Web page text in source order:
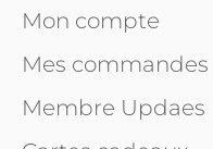
Mon compte
Mes commandes
Membre Updaes